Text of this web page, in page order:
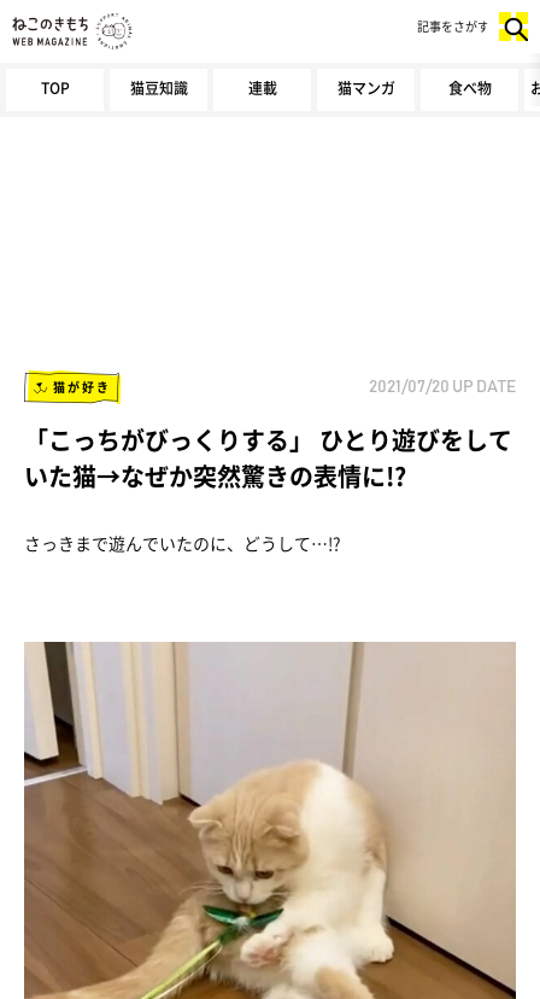
TOP 猫豆知識 連載 猫マンガ 食べ物
記事をさがす
猫が好き 2021/07/20 UP DATE
「こっちがびっくりする」 ひとり遊びをして
いた猫→なぜか突然驚きの表情に!?
さっきまで遊んでいたのに、どうして…!?